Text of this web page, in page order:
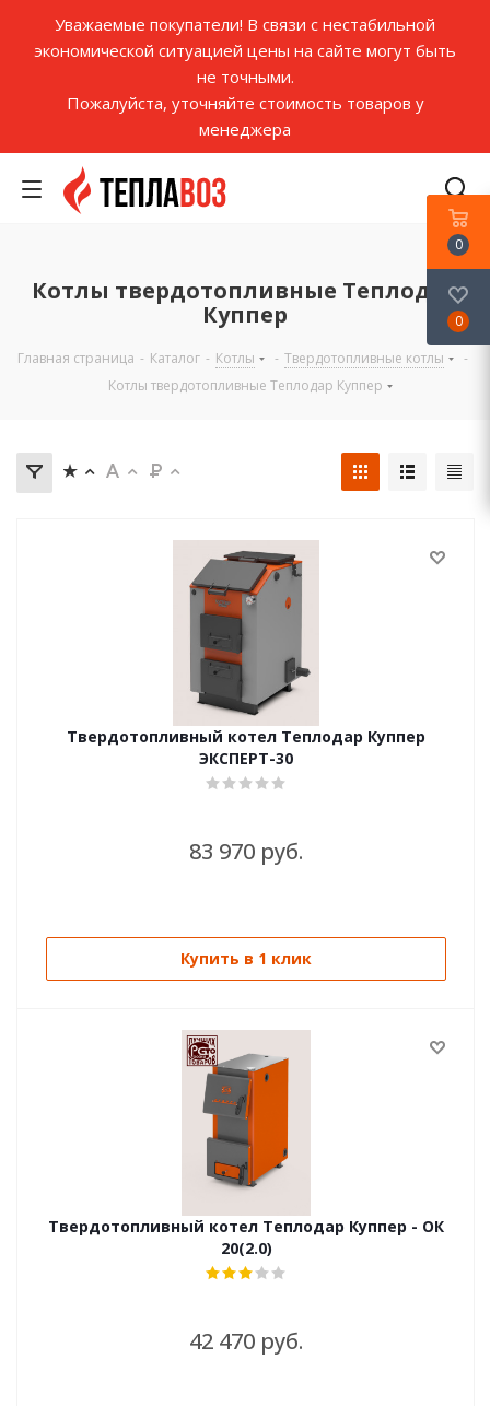
Уважаемые покупатели! В связи с нестабильной
экономической ситуацией цены на сайте могут быть
не точными.
Пожалуйста, уточняйте стоимость товаров у
менеджера
Котлы твердотопливные Теплодар
Куппер
Главная страница - Каталог - Котлы - Твердотопливные котлы
-
Котлы твердотопливные Теплодар Куппер
Твердотопливный котел Теплодар Куппер
ЭКСПЕРТ-30
83 970 руб.
Купить в 1 клик
Твердотопливный котел Теплодар Куппер - ОК
20(2.0)
42 470 руб.
0
0